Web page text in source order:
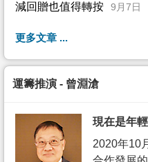
減回贈也值得轉按 9月7日
更多文章 ...
運籌推演 - 曾淵滄
現在是年
2020年10